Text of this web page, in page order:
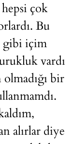
çok
Bu
gibi içim
vardı
bir
alırlar diye